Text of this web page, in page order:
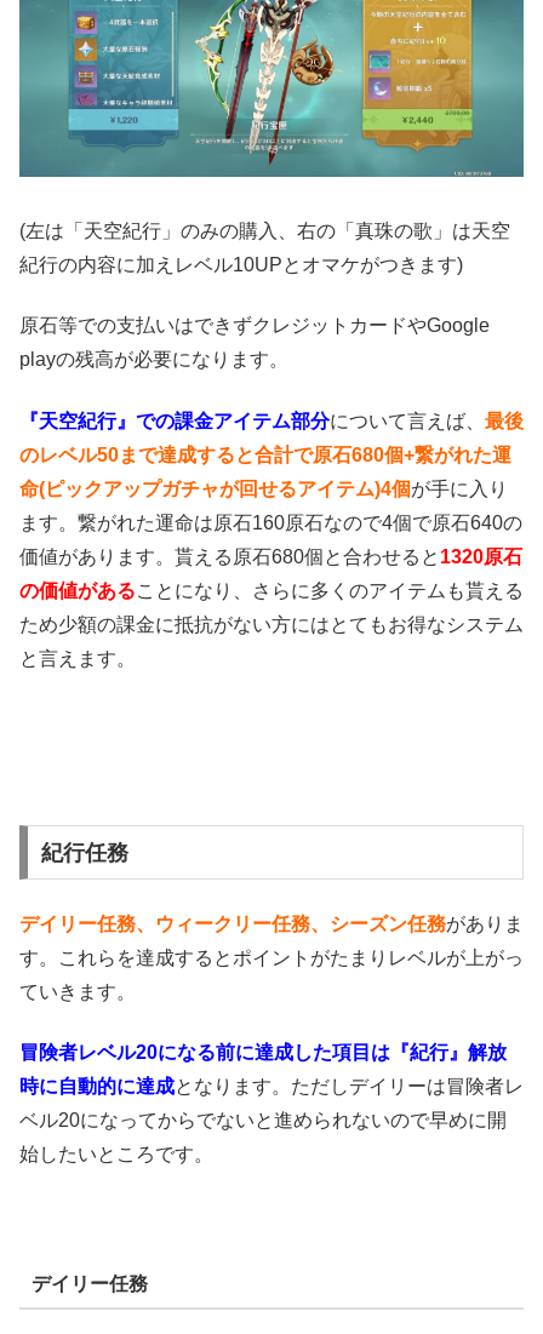
(左は「天空紀行」のみの購入、右の「真珠の歌」は天空
紀行の内容に加えレベル10UPとオマケがつきます)
原石等での支払いはできずクレジットカードやGoogle
playの残高が必要になります。
『天空紀行』での課金アイテム部分について言えば、 最後
のレベル50まで達成すると合計で原石680個+繋がれた運
命(ピックアップガチャが回せるアイテム)4個が手に入り
ます。繋がれた運命は原石160原石なので4個で原石640の
価値があります。貰える原石680個と合わせると 1320原石
の価値があることになり、さらに多くのアイテムも貰える
ため少額の課金に抵抗がない方にはとてもお得なシステム
と言えます。
紀行任務
デイリー任務、ウィークリー任務、シーズン任務がありま
す。これらを達成するとポイントがたまりレベルが上がっ
ていきます。
冒険者レベル20になる前に達成した項目は『紀行』解放
時に自動的に達成となります。ただしデイリーは冒険者レ
ベル20になってからでないと進められないので早めに開
始したいところです。
デイリー任務